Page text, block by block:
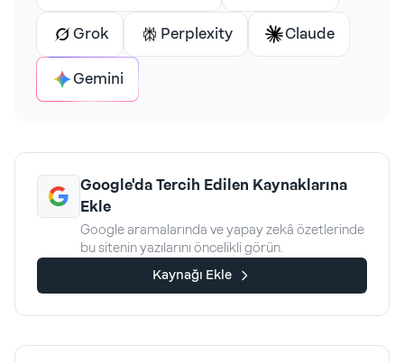
Grok Perplexity Claude
Gemini
Google'da Tercih Edilen Kaynaklarına
Ekle
Google aramalarında ve yapay zekâ özetlerinde
bu sitenin yazılarını öncelikli görün.
Kaynağı Ekle